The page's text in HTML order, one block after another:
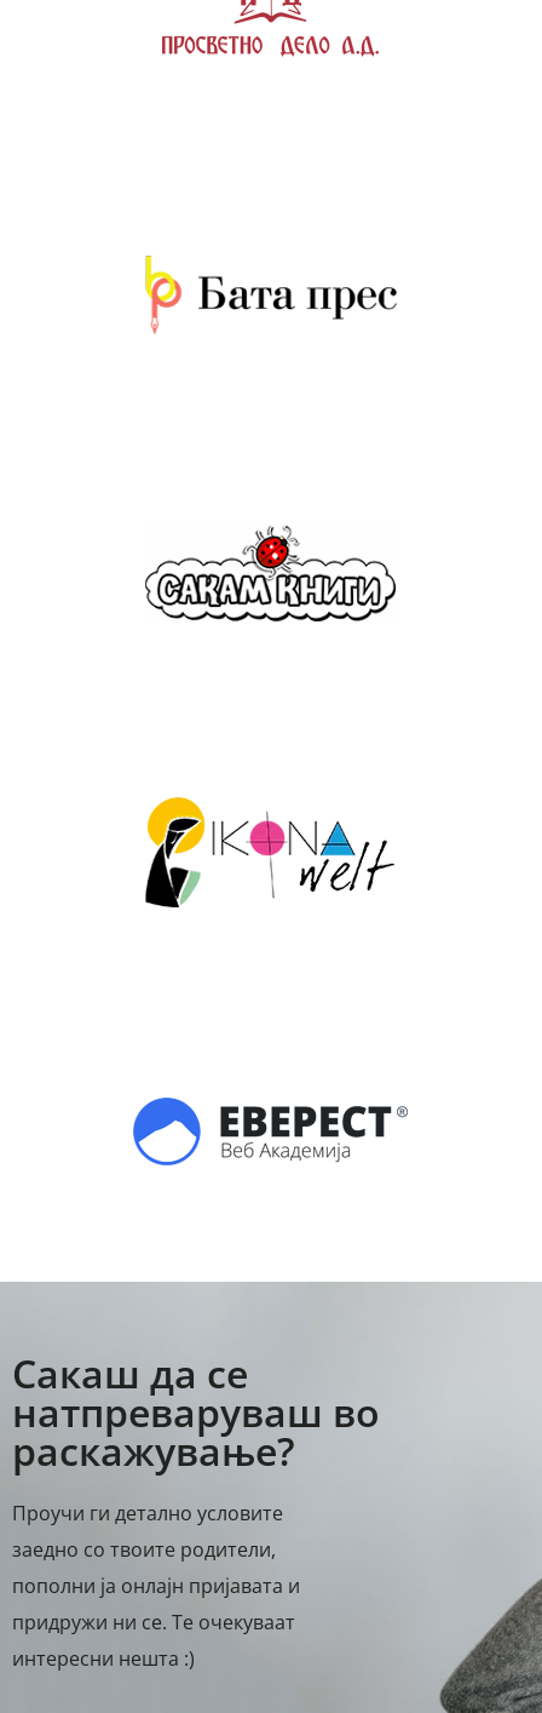
Сакаш да се
натпреваруваш во
раскажување?
Проучи ги детално условите
заедно со твоите родители,
пополни ја онлајн пријавата и
придружи ни се. Те очекуваат
интересни нешта :)